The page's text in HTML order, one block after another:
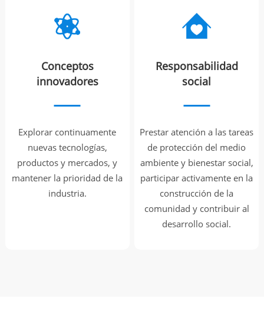
Conceptos
innovadores
Explorar continuamente
nuevas tecnologías,
productos y mercados, y
mantener la prioridad de la
industria.
Responsabilidad
social
Prestar atención a las tareas
de protección del medio
ambiente y bienestar social,
participar activamente en la
construcción de la
comunidad y contribuir al
desarrollo social.